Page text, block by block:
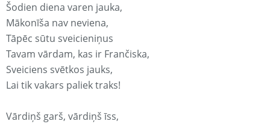
Šodien diena varen jauka,
Mākonīša nav neviena,
Tāpēc sūtu sveicieniņus
Tavam vārdam, kas ir Frančiska,
Sveiciens svētkos jauks,
Lai tik vakars paliek traks!
Vārdiņš garš, vārdiņš īss,